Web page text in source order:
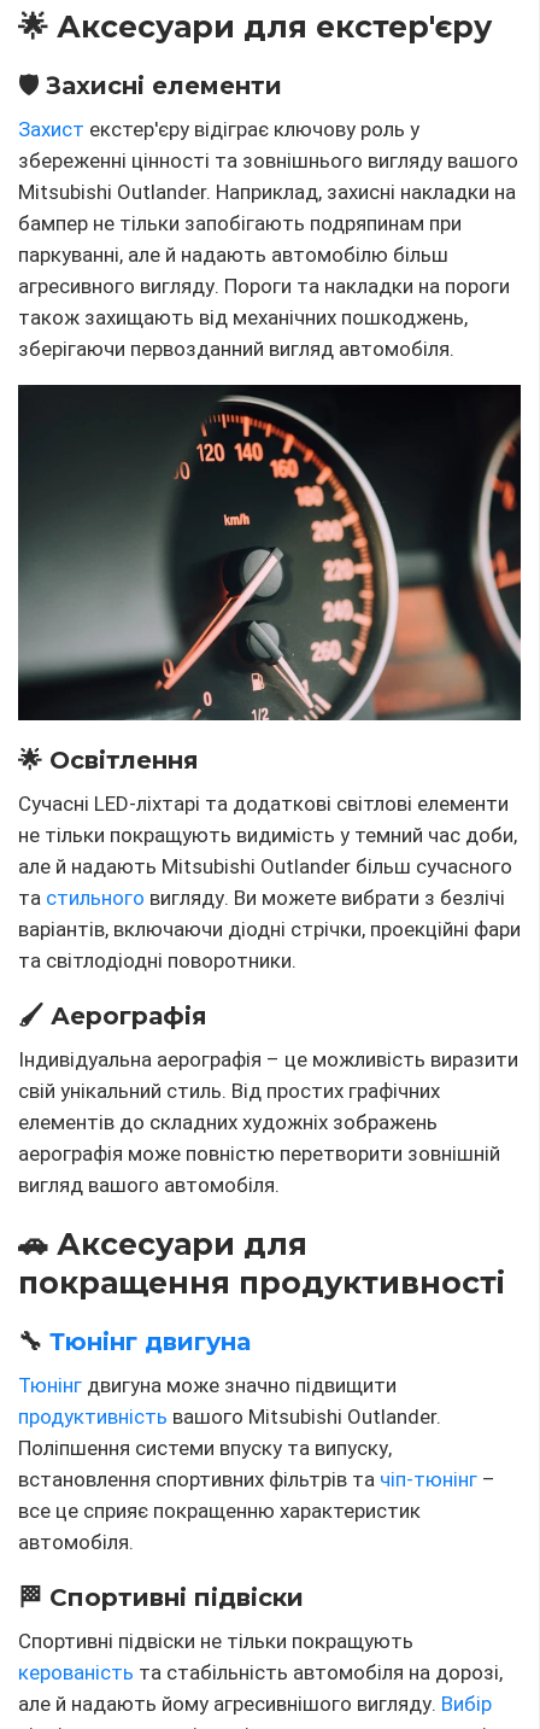
🌟 Аксесуари для екстер'єру
🛡 Захисні елементи
Захист екстер'єру відіграє ключову роль у
збереженні цінності та зовнішнього вигляду вашого
Mitsubishi Outlander. Наприклад, захисні накладки на
бампер не тільки запобігають подряпинам при
паркуванні, але й надають автомобілю більш
агресивного вигляду. Пороги та накладки на пороги
також захищають від механічних пошкоджень,
зберігаючи первозданний вигляд автомобіля.
🌟 Освітлення
Сучасні LED-ліхтарі та додаткові світлові елементи
не тільки покращують видимість у темний час доби,
але й надають Mitsubishi Outlander більш сучасного
та стильного вигляду. Ви можете вибрати з безлічі
варіантів, включаючи діодні стрічки, проекційні фари
та світлодіодні поворотники.
🖌 Аерографія
Індивідуальна аерографія – це можливість виразити
свій унікальний стиль. Від простих графічних
елементів до складних художніх зображень
аерографія може повністю перетворити зовнішній
вигляд вашого автомобіля.
🚗 Аксесуари для
покращення продуктивності
🔧 Тюнінг двигуна
Тюнінг двигуна може значно підвищити
продуктивність вашого Mitsubishi Outlander.
Поліпшення системи впуску та випуску,
встановлення спортивних фільтрів та чіп-тюнінг –
все це сприяє покращенню характеристик
автомобіля.
🏁 Спортивні підвіски
Спортивні підвіски не тільки покращують
керованість та стабільність автомобіля на дорозі,
але й надають йому агресивнішого вигляду. Вибір